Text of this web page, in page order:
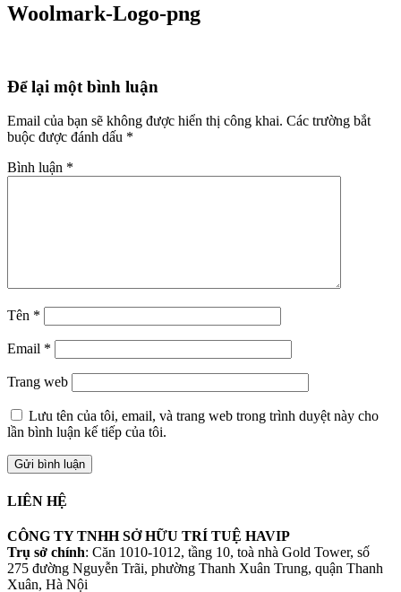
Woolmark-Logo-png
Để lại một bình luận
Email của bạn sẽ không được hiển thị công khai. Các trường bắt
buộc được đánh dấu *
Bình luận *
Tên *
Email *
Trang web
Lưu tên của tôi, email, và trang web trong trình duyệt này cho
lần bình luận kế tiếp của tôi.
LIÊN HỆ
CÔNG TY TNHH SỞ HỮU TRÍ TUỆ HAVIP
Trụ sở chính: Căn 1010-1012, tầng 10, toà nhà Gold Tower, số
275 đường Nguyễn Trãi, phường Thanh Xuân Trung, quận Thanh
Xuân, Hà Nội